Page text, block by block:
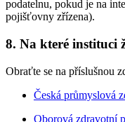
podatelnu, pokud je na
pojišťovny zřízena).
8. Na které instituci
Obraťte se na příslušnou
Česká průmyslová
Oborová zdravotní